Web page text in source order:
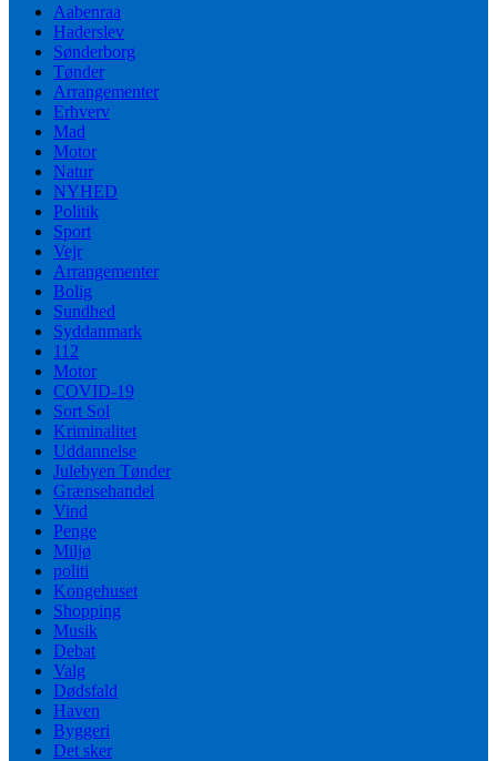
Aabenraa
Haderslev
Sønderborg
Tønder
Arrangementer
Erhverv
Mad
Motor
Natur
NYHED
Politik
Sport
Vejr
Arrangementer
Bolig
Sundhed
Syddanmark
112
Motor
COVID-19
Sort Sol
Kriminalitet
Uddannelse
Julebyen Tønder
Grænsehandel
Vind
Penge
Miljø
politi
Kongehuset
Shopping
Musik
Debat
Valg
Dødsfald
Haven
Byggeri
Det sker